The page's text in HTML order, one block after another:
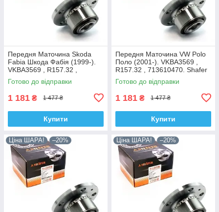
Передня Маточина Skoda
Fabia Шкода Фабія (1999-).
VKBA3569 , R157.32 ,
713610470. Shafer Австрія
Готово до відправки
1 181 ₴ 1 477 ₴
Купити
Передня Маточина VW Polo
Поло (2001-). VKBA3569 ,
R157.32 , 713610470. Shafer
Австрія
Готово до відправки
1 181 ₴ 1 477 ₴
Купити
Ціна ШАРА! –20% Ціна ШАРА! –20%